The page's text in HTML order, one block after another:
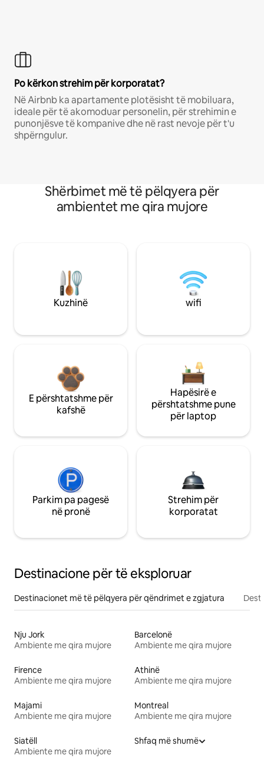
Po kërkon strehim për korporatat?
Në Airbnb ka apartamente plotësisht të mobiluara,
ideale për të akomoduar personelin, për strehimin e
punonjësve të kompanive dhe në rast nevoje për t'u
shpërngulur.
Shërbimet më të pëlqyera për
ambientet me qira mujore
Kuzhinë wifi
E përshtatshme për
kafshë
Hapësirë e
përshtatshme pune
për laptop
Parkim pa pagesë
në pronë
Strehim për
korporatat
Destinacione për të eksploruar
Destinacionet më të pëlqyera për qëndrimet e zgjatura
Nju Jork
Ambiente me qira mujore
Barcelonë
Ambiente me qira mujore
Firence
Ambiente me qira mujore
Athinë
Ambiente me qira mujore
Majami
Ambiente me qira mujore
Montreal
Ambiente me qira mujore
Siatëll
Ambiente me qira mujore
Shfaq më shumë